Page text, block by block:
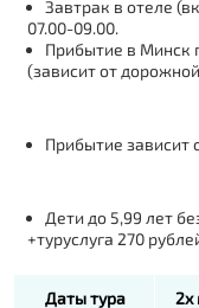
Завтрак в отеле
07.00-09.00.
Прибытие в Минск
(зависит от
Прибытие зависит
Дети до 5,99 лет
+туруслуга 270
Даты тура
2х